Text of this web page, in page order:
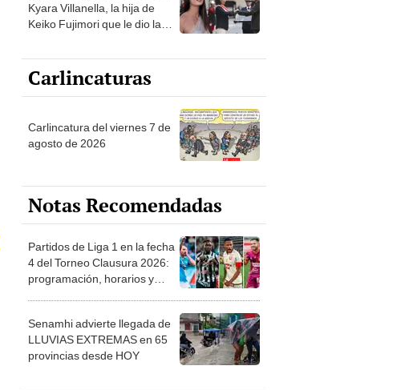
Kyara Villanella, la hija de
Keiko Fujimori que le dio la
Carlincaturas
Carlincatura del viernes 7 de
agosto de 2026
Notas Recomendadas
Partidos de Liga 1 en la fecha
4 del Torneo Clausura 2026:
programación, horarios y
Senamhi advierte llegada de
LLUVIAS EXTREMAS en 65
provincias desde HOY